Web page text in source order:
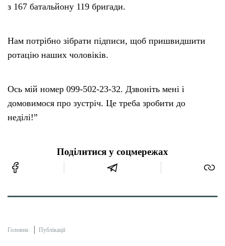
з 167 батальйону 119 бригади.
Нам потрібно зібрати підписи, щоб пришвидшити
ротацію наших чоловіків.
Ось мій номер 099-502-23-32. Дзвоніть мені і
домовимося про зустріч. Це треба зробити до
неділі!”
Поділитися у соцмережах
Головна Публікації